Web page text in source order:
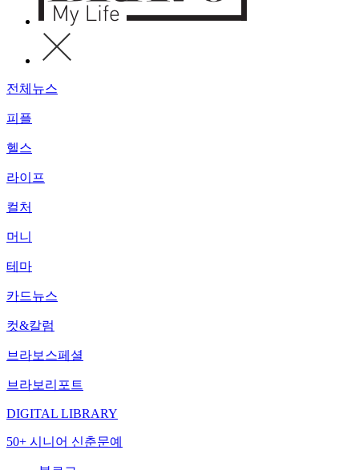
전체뉴스
피플
헬스
라이프
컬처
머니
테마
카드뉴스
컷&칼럼
브라보스페셜
브라보리포트
DIGITAL LIBRARY
50+ 시니어 신춘문예